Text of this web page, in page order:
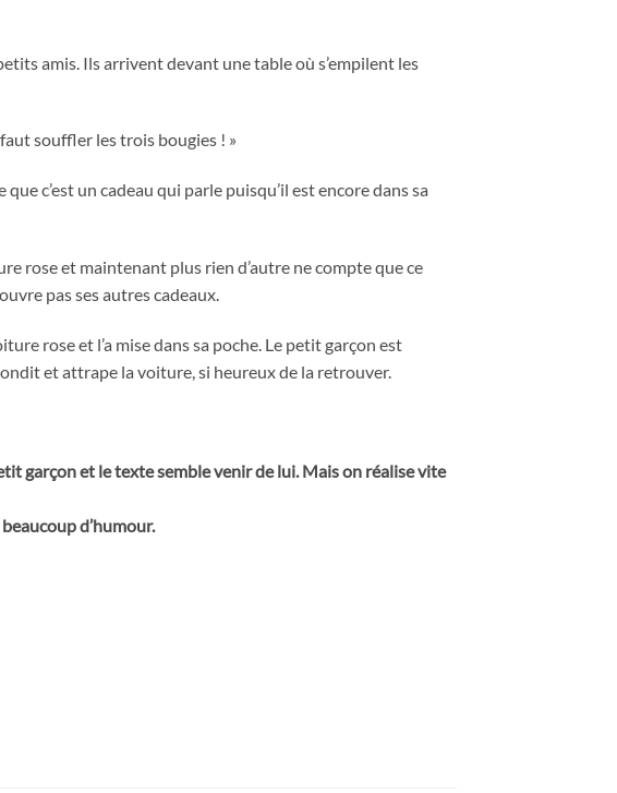
amis. Ils arrivent devant une table où s’empilent les
souffler les trois bougies ! »
c’est un cadeau qui parle puisqu’il est encore dans sa
rose et maintenant plus rien d’autre ne compte que ce
pas ses autres cadeaux.
rose et l’a mise dans sa poche. Le petit garçon est
et attrape la voiture, si heureux de la retrouver.
garçon et le texte semble venir de lui. Mais on réalise vite
d’humour.